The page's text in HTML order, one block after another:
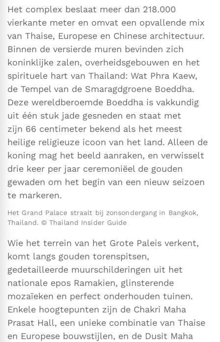
Het complex beslaat meer dan 218.000
vierkante meter en omvat een opvallende mix
van Thaise, Europese en Chinese architectuur.
Binnen de versierde muren bevinden zich
koninklijke zalen, overheidsgebouwen en het
spirituele hart van Thailand: Wat Phra Kaew,
de Tempel van de Smaragdgroene Boeddha.
Deze wereldberoemde Boeddha is vakkundig
uit één stuk jade gesneden en staat met
zijn 66 centimeter bekend als het meest
heilige religieuze icoon van het land. Alleen de
koning mag het beeld aanraken, en verwisselt
drie keer per jaar ceremoniëel de gouden
gewaden om het begin van een nieuw seizoen
te markeren.
Het Grand Palace straalt bij zonsondergang in Bangkok,
Thailand. © Thailand Insider Guide
Wie het terrein van het Grote Paleis verkent,
komt langs gouden torenspitsen,
gedetailleerde muurschilderingen uit het
nationale epos Ramakien, glinsterende
mozaïeken en perfect onderhouden tuinen.
Enkele hoogtepunten zijn de Chakri Maha
Prasat Hall, een unieke combinatie van Thaise
en Europese bouwstijlen, en de Dusit Maha